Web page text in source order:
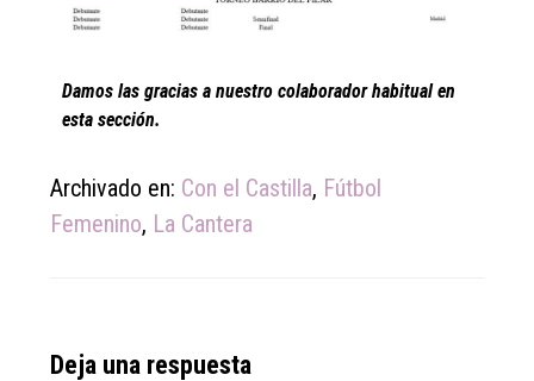
Damos las gracias a nuestro colaborador habitual en
esta sección.
Archivado en: Con el Castilla, Fútbol
Femenino, La Cantera
Reader
Deja una respuesta